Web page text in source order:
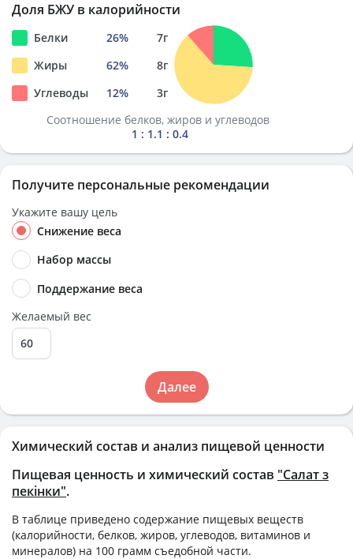
Химический состав и анализ пищевой ценности
Пищевая ценность и химический состав "Салат з
пекінки".
В таблице приведено содержание пищевых веществ
(калорийности, белков, жиров, углеводов, витаминов и
минералов) на 100 грамм съедобной части.
Доля БЖУ в калорийности
Белки 26% 7г
Жиры
62% 8г
Углеводы
12% 3г
Соотношение белков, жиров и углеводов
1 : 1.1 : 0.4
Получите персональные рекомендации
Укажите вашу цель
Снижение веса
Набор массы
Поддержание веса
Желаемый вес
Далее